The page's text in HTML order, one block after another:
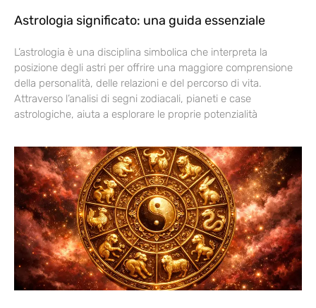
Astrologia significato: una guida essenziale
L’astrologia è una disciplina simbolica che interpreta la
posizione degli astri per offrire una maggiore comprensione
della personalità, delle relazioni e del percorso di vita.
Attraverso l’analisi di segni zodiacali, pianeti e case
astrologiche, aiuta a esplorare le proprie potenzialità